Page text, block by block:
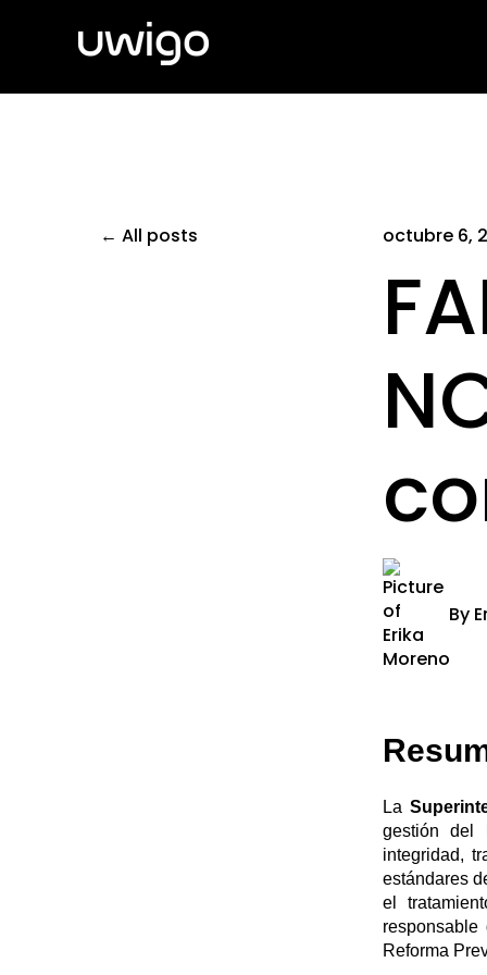
All posts octubre 6,
By
La
gestión del
integridad,
estándares
el
Reforma